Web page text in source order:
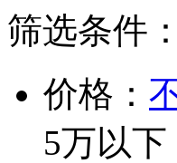
筛选条件：
价格：
5万以下